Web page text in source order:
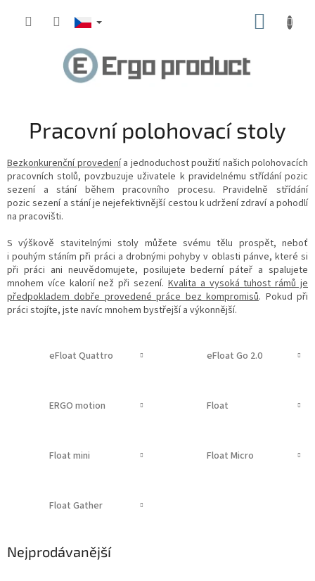
Pracovní polohovací stoly
Bezkonkurenční provedenía jednoduchost použití našich polohovacích
pracovních stolů, povzbuzuje uživatele k pravidelnému střídání pozic
sezení a stání během pracovního procesu. Pravidelně střídání
pozic sezení a stání je nejefektivnější cestou k udržení zdraví a pohodlí
na pracovišti.
S výškově stavitelnými stoly můžete svému tělu prospět, neboť
i pouhým stáním při práci a drobnými pohyby v oblasti pánve, které si
při práci ani neuvědomujete, posilujete bederní páteř a spalujete
mnohem více kalorií než při sezení. Kvalita a vysoká tuhost rámů je
předpokladem dobře provedené práce bez kompromisů. Pokud při
práci stojíte, jste navíc mnohem bystřejší a výkonnější.
eFloat Quattro eFloat Go 2.0
ERGO motion Float
Float mini Float Micro
Float Gather
Nejprodávanější